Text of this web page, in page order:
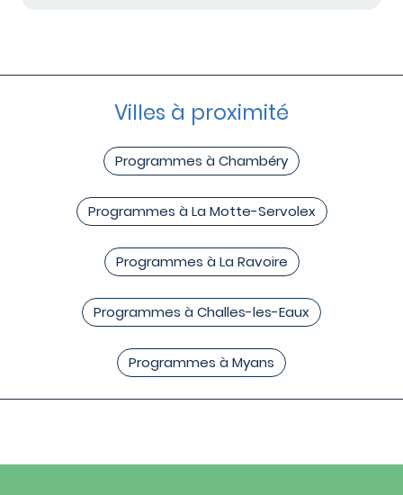
Villes à proximité
Programmes à Chambéry
Programmes à La Motte-Servolex
Programmes à La Ravoire
Programmes à Challes-les-Eaux
Programmes à Myans